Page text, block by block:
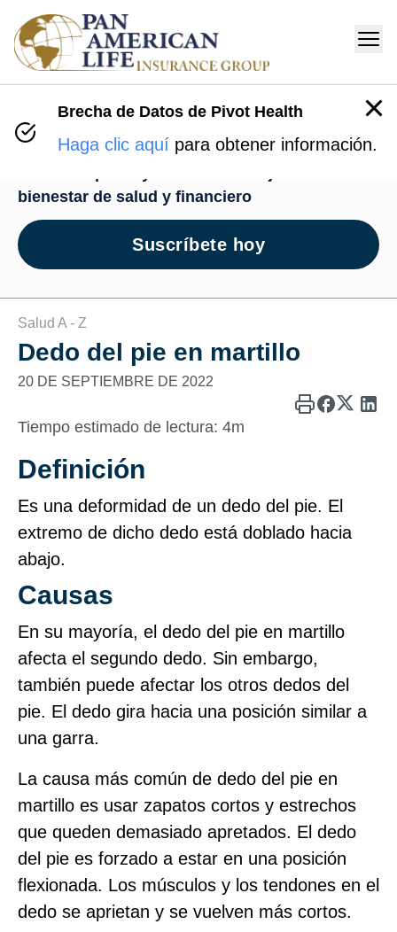
Centro de Bienestar
bienestar de salud y financiero
Suscríbete hoy
Salud A ‑ Z
Dedo del pie en martillo
20 DE SEPTIEMBRE DE 2022
Tiempo estimado de lectura: 4m
Definición
Es una deformidad de un dedo del pie. El
extremo de dicho dedo está doblado hacia
abajo.
Causas
En su mayoría, el dedo del pie en martillo
afecta el segundo dedo. Sin embargo,
también puede afectar los otros dedos del
pie. El dedo gira hacia una posición similar a
una garra.
La causa más común de dedo del pie en
martillo es usar zapatos cortos y estrechos
que queden demasiado apretados. El dedo
del pie es forzado a estar en una posición
flexionada. Los músculos y los tendones en el
dedo se aprietan y se vuelven más cortos.
Brecha de Datos de Pivot Health
Haga clic aquí para obtener información.